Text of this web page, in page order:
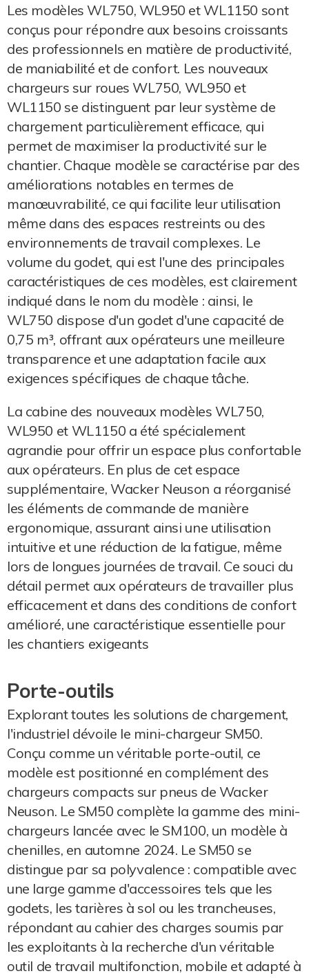
Les modèles WL750, WL950 et WL1150 sont
conçus pour répondre aux besoins croissants
des professionnels en matière de productivité,
de maniabilité et de confort. Les nouveaux
chargeurs sur roues WL750, WL950 et
WL1150 se distinguent par leur système de
chargement particulièrement efficace, qui
permet de maximiser la productivité sur le
chantier. Chaque modèle se caractérise par des
améliorations notables en termes de
manœuvrabilité, ce qui facilite leur utilisation
même dans des espaces restreints ou des
environnements de travail complexes. Le
volume du godet, qui est l'une des principales
caractéristiques de ces modèles, est clairement
indiqué dans le nom du modèle : ainsi, le
WL750 dispose d'un godet d'une capacité de
0,75 m³, offrant aux opérateurs une meilleure
transparence et une adaptation facile aux
exigences spécifiques de chaque tâche.
La cabine des nouveaux modèles WL750,
WL950 et WL1150 a été spécialement
agrandie pour offrir un espace plus confortable
aux opérateurs. En plus de cet espace
supplémentaire, Wacker Neuson a réorganisé
les éléments de commande de manière
ergonomique, assurant ainsi une utilisation
intuitive et une réduction de la fatigue, même
lors de longues journées de travail. Ce souci du
détail permet aux opérateurs de travailler plus
efficacement et dans des conditions de confort
amélioré, une caractéristique essentielle pour
les chantiers exigeants
Porte-outils
Explorant toutes les solutions de chargement,
l'industriel dévoile le mini-chargeur SM50.
Conçu comme un véritable porte-outil, ce
modèle est positionné en complément des
chargeurs compacts sur pneus de Wacker
Neuson. Le SM50 complète la gamme des mini-
chargeurs lancée avec le SM100, un modèle à
chenilles, en automne 2024. Le SM50 se
distingue par sa polyvalence : compatible avec
une large gamme d'accessoires tels que les
godets, les tarières à sol ou les trancheuses,
répondant au cahier des charges soumis par
les exploitants à la recherche d'un véritable
outil de travail multifonction, mobile et adapté à